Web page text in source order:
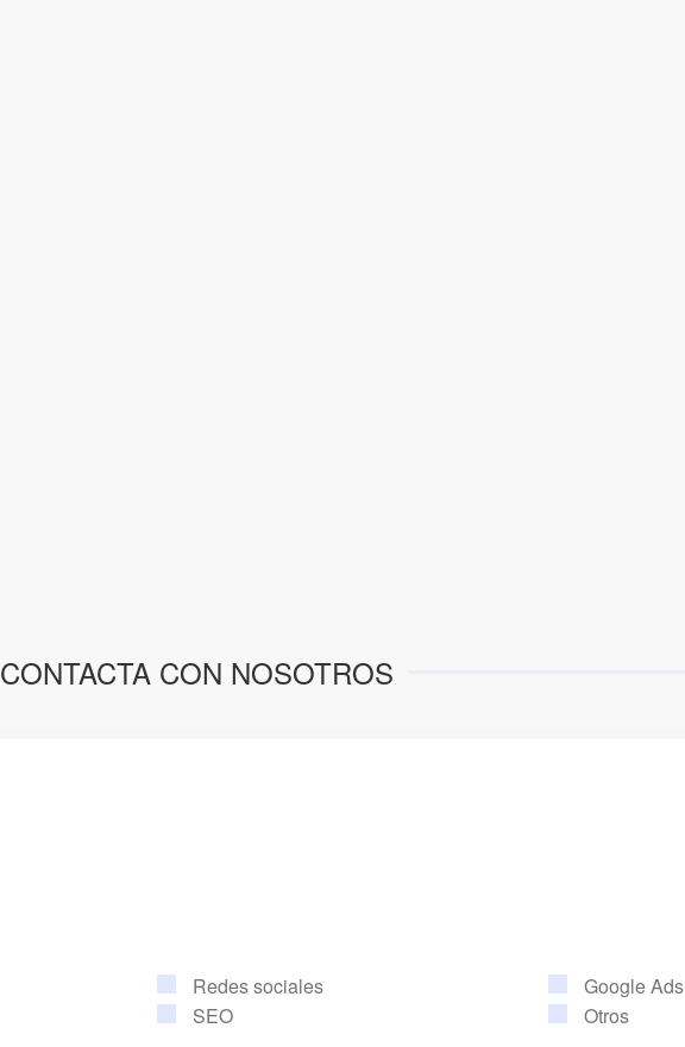
CONTACTA CON NOSOTROS
Redes sociales
SEO
Google Ads
Otros